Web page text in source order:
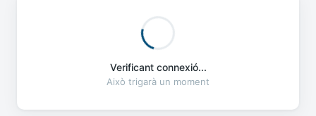
Verificant connexió...
Això trigarà un moment